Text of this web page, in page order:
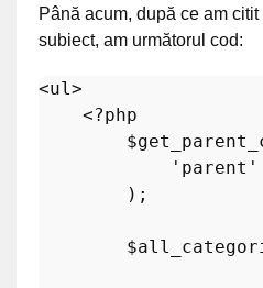
Până acum, după ce am
subiect, am următorul cod:
<ul>
<?php
'parent'
        );